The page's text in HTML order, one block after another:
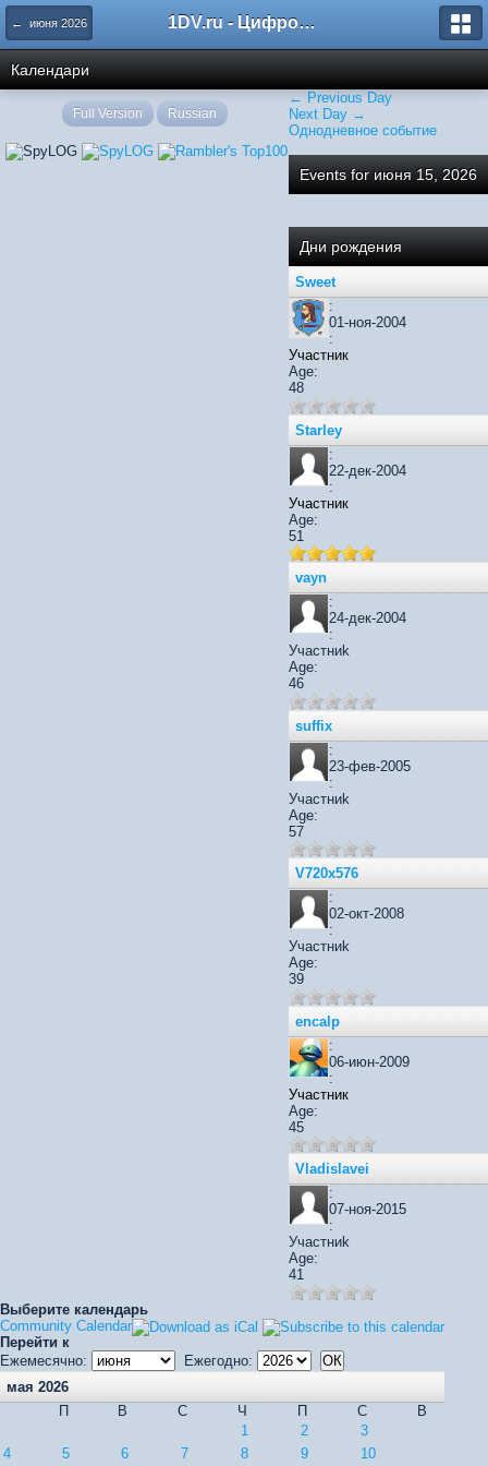
← июня 2026 1DV.ru - Цифровое видео
Календари
← Previous Day
Next Day →
Однодневное событие
Events for июня 15, 2026
Дни рождения
Sweet
:
01-ноя-2004
:
Участник
Age:
48
Starley
:
22-дек-2004
:
Участник
Age:
51
vayn
:
24-дек-2004
:
Участниk
Age:
46
suffix
:
23-фев-2005
:
Участниk
Age:
57
V720x576
:
02-окт-2008
:
Участниk
Age:
39
encalp
:
06-июн-2009
:
Участник
Age:
45
Vladislavei
:
07-ноя-2015
:
Участниk
Age:
41
Выберите календарь
Community Calendar
Перейти к
Ежемесячно:
Ежегодно:
мая 2026
П
В С Ч П С
В
1
2
3
4
5 6 7 8 9 10
Full Version Russian